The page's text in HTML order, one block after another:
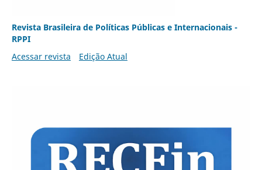
Revista Brasileira de Políticas Públicas e Internacionais -
RPPI
Acessar revista
Edição Atual